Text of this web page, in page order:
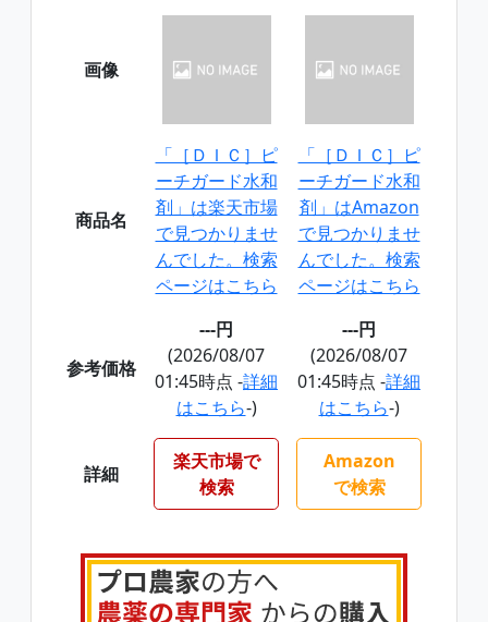
画像
商品名
「［ＤＩＣ］ピ
ーチガード水和
剤」は楽天市場
で見つかりませ
んでした。検索
ページはこちら
「［ＤＩＣ］ピ
ーチガード水和
剤」はAmazon
で見つかりませ
んでした。検索
ページはこちら
参考価格
---円
(2026/08/07
01:45時点 -詳細
はこちら-)
---円
(2026/08/07
01:45時点 -詳細
はこちら-)
詳細
楽天市場で
検索
Amazon
で検索